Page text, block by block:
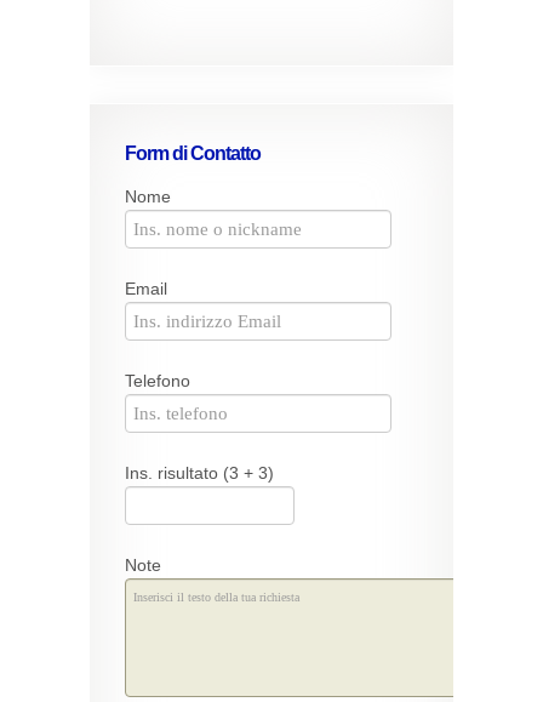
Form di Contatto
Nome
Email
Telefono
Ins. risultato (3 + 3)
Note